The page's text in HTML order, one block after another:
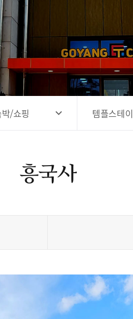
고양시 예술창작공간 해움
고양시 예술창작공간 새들
공지사항
홍보영상
전자관광지도 다도라
관광안내홍보물
/쇼핑 템플스테이
흥국사